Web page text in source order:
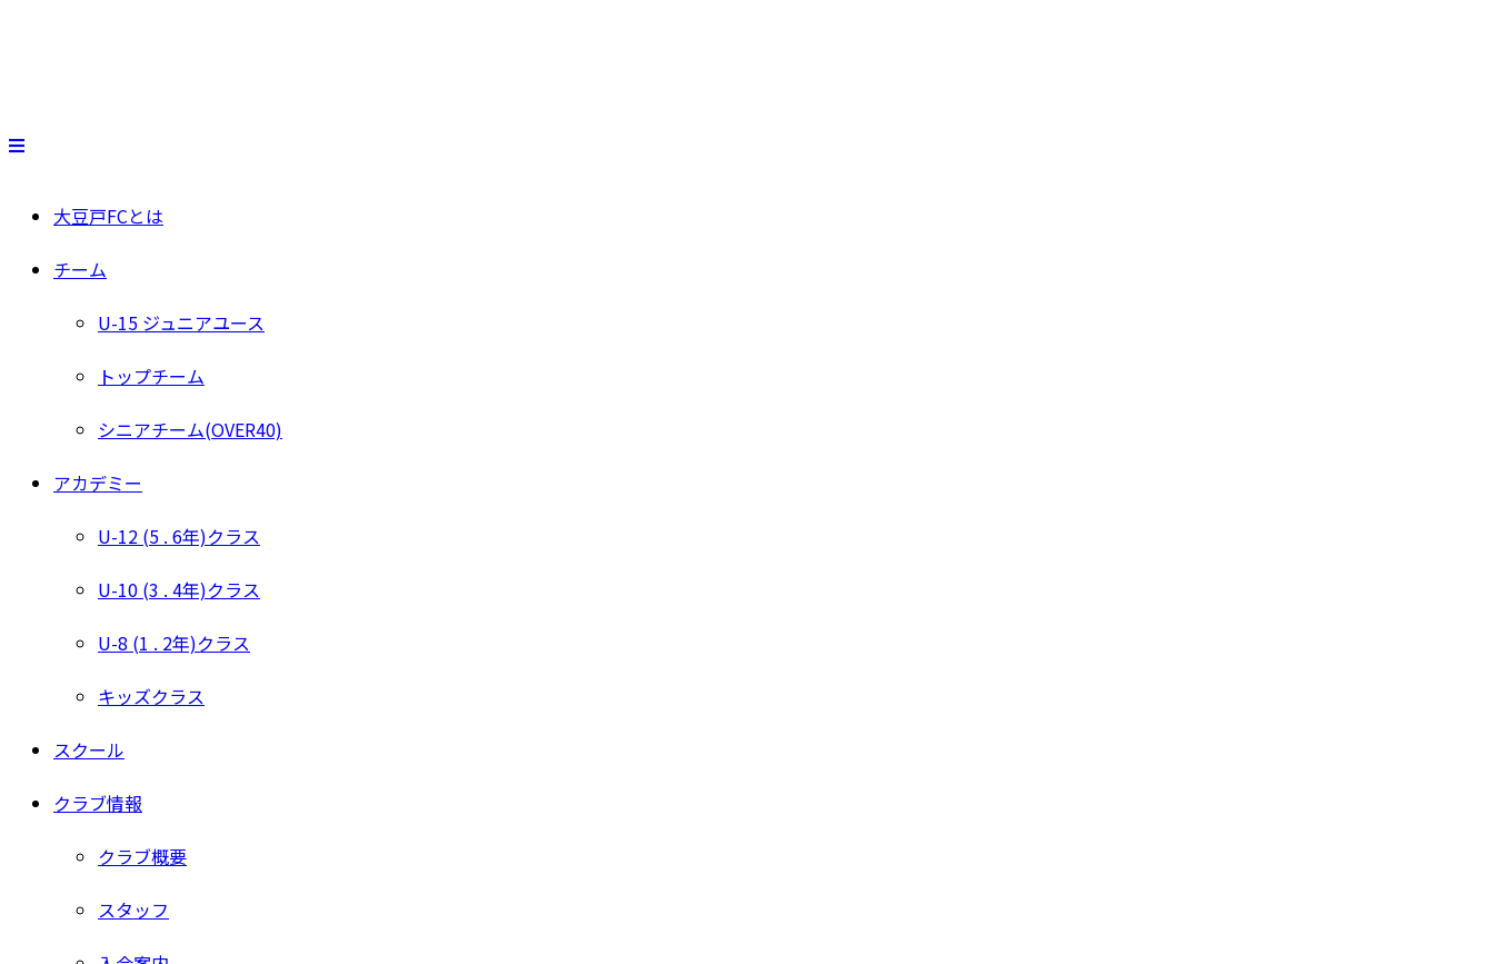
大豆戸FCとは
チーム
U-15 ジュニアユース
トップチーム
シニアチーム(OVER40)
アカデミー
U-12 (5 . 6年)クラス
U-10 (3 . 4年)クラス
U-8 (1 . 2年)クラス
キッズクラス
スクール
クラブ情報
クラブ概要
スタッフ